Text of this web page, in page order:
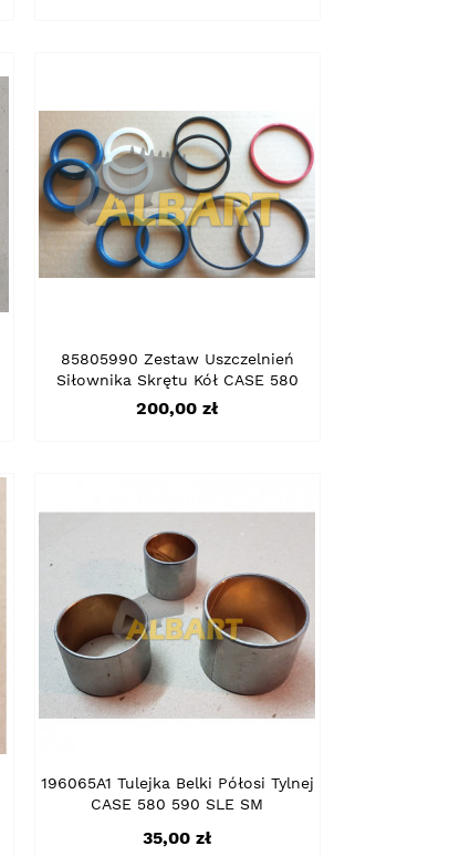
85805990 Zestaw Uszczelnień
Siłownika Skrętu Kół CASE 580
Cena
200,00 zł
196065A1 Tulejka Belki Półosi Tylnej
CASE 580 590 SLE SM
Cena
35,00 zł